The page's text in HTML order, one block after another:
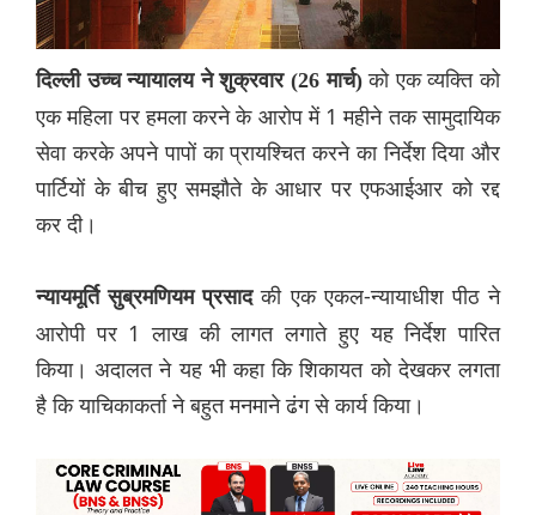
दिल्ली उच्च न्यायालय ने शुक्रवार (26 मार्च)को एक व्यक्ति को
एक महिला पर हमला करने के आरोप में 1 महीने तक सामुदायिक
सेवा करके अपने पापों का प्रायश्चित करने का निर्देश दिया और
पार्टियों के बीच हुए समझौते के आधार पर एफआईआर को रद्द
कर दी।
न्यायमूर्ति सुब्रमणियम प्रसादकी एक एकल-न्यायाधीश पीठ ने
आरोपी पर 1 लाख की लागत लगाते हुए यह निर्देश पारित
किया। अदालत ने यह भी कहा कि शिकायत को देखकर लगता
है कि याचिकाकर्ता ने बहुत मनमाने ढंग से कार्य किया।